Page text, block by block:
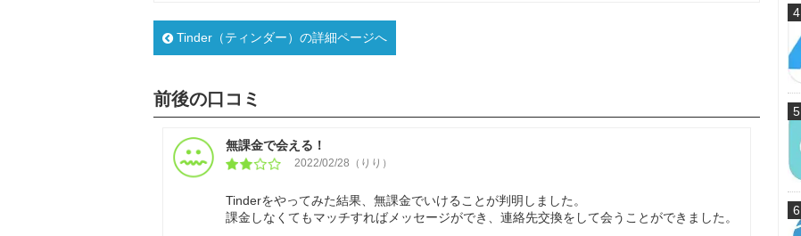
Tinder（ティンダー）の詳細ページへ
前後の口コミ
無課金で会える！
2022/02/28（りり）
Tinderをやってみた結果、無課金でいけることが判明しました。
課金しなくてもマッチすればメッセージができ、連絡先交換をして会うことができました。
4
5
6